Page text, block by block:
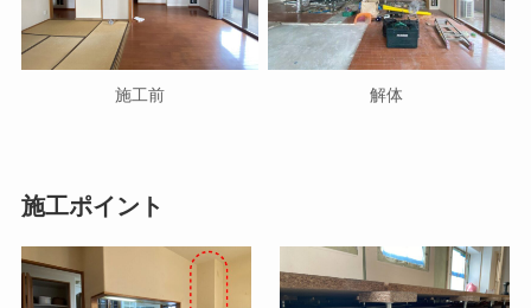
施工前 解体
施工ポイント